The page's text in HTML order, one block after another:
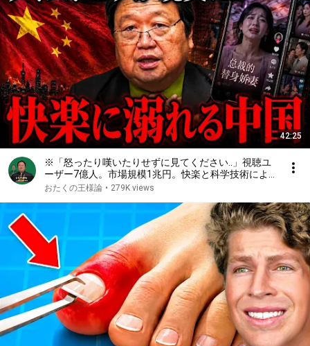
42:25
※「怒ったり嘆いたりせずに見てください..」視聴ユ
ーザー7億人。市場規模1兆円。快楽と科学技術によ
って人間が自発的に家畜化された社会が現実になる中
おたくの王様論 • 279K views